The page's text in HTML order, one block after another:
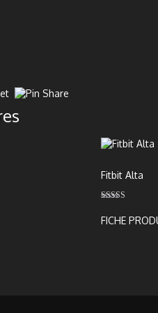
Fitbit Alta
4.00
sur 5
FICHE